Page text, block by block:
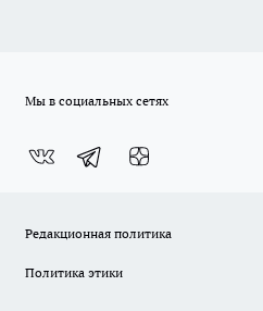
Мы в социальных сетях
Редакционная политика
Политика этики